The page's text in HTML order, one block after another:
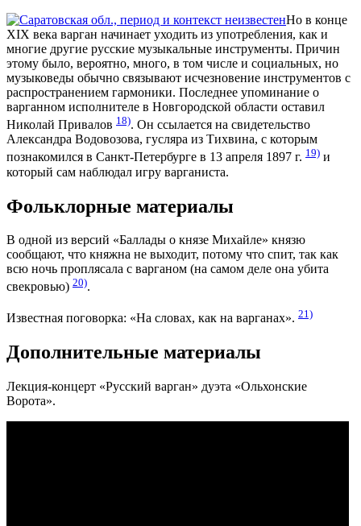
Но в конце
XIX века варган начинает уходить из употребления, как и
многие другие русские музыкальные инструменты. Причин
этому было, вероятно, много, в том числе и социальных, но
музыковеды обычно связывают исчезновение инструментов с
распространением гармоники. Последнее упоминание о
варганном исполнителе в Новгородской области оставил
Николай Привалов 18). Он ссылается на свидетельство
Александра Водовозова, гусляра из Тихвина, с которым
познакомился в Санкт-Петербурге в 13 апреля 1897 г. 19) и
который сам наблюдал игру варганиста.
Фольклорные материалы
В одной из версий «Баллады о князе Михайле» князю
сообщают, что княжна не выходит, потому что спит, так как
всю ночь проплясала с варганом (на самом деле она убита
свекровью) 20).
Известная поговорка: «На словах, как на варганах». 21)
Дополнительные материалы
Лекция-концерт «Русский варган» дуэта «Ольхонские
Ворота».